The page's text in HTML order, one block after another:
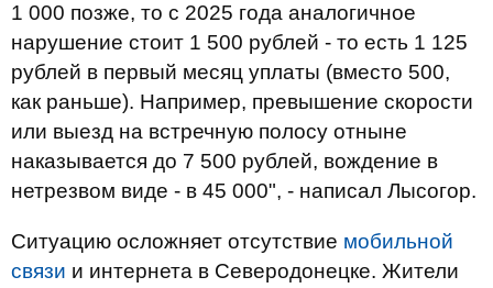
1 000 позже, то с 2025 года аналогичное
нарушение стоит 1 500 рублей - то есть 1 125
рублей в первый месяц уплаты (вместо 500,
как раньше). Например, превышение скорости
или выезд на встречную полосу отныне
наказывается до 7 500 рублей, вождение в
нетрезвом виде - в 45 000", - написал Лысогор.
Ситуацию осложняет отсутствие мобильной
связи и интернета в Северодонецке. Жители